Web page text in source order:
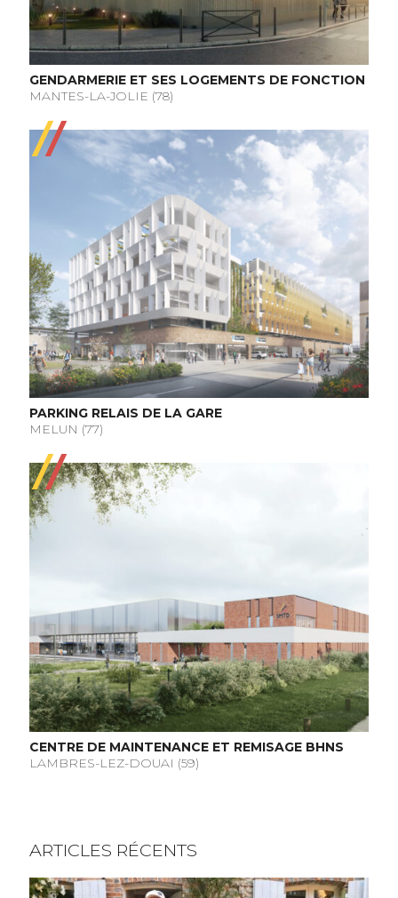
GENDARMERIE ET SES LOGEMENTS DE FONCTION
MANTES-LA-JOLIE (78)
PARKING RELAIS DE LA GARE
MELUN (77)
CENTRE DE MAINTENANCE ET REMISAGE BHNS
LAMBRES-LEZ-DOUAI (59)
ARTICLES RÉCENTS